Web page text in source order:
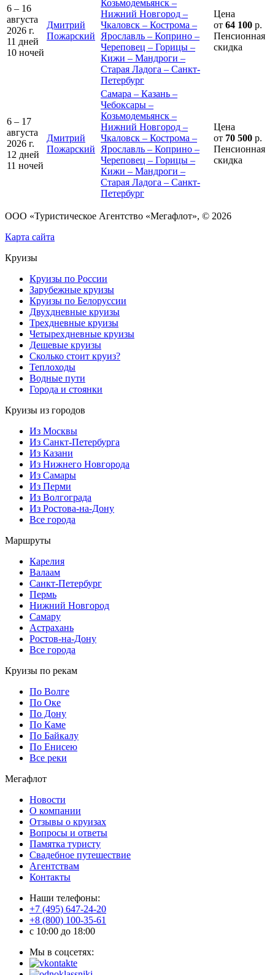
6 – 16
августа
2026 г.
11 дней
10 ночей
Дмитрий
Пожарский
Козьмодемьянск –
Нижний Новгород –
Чкаловск – Кострома –
Ярославль – Коприно –
Череповец – Горицы –
Кижи – Мандроги –
Старая Ладога – Санкт-
Петербург
Цена
от 64 100 р.
Пенсионная
скидка
6 – 17
августа
2026 г.
12 дней
11 ночей
Дмитрий
Пожарский
Самара – Казань –
Чебоксары –
Козьмодемьянск –
Нижний Новгород –
Чкаловск – Кострома –
Ярославль – Коприно –
Череповец – Горицы –
Кижи – Мандроги –
Старая Ладога – Санкт-
Петербург
Цена
от 70 500 р.
Пенсионная
скидка
ООО «Туристическое Агентство «Мегафлот», © 2026
Карта сайта
Круизы
Круизы по России
Зарубежные круизы
Круизы по Белоруссии
Двухдневные круизы
Трехдневные круизы
Четырехдневные круизы
Дешевые круизы
Сколько стоит круиз?
Теплоходы
Водные пути
Города и стоянки
Круизы из городов
Из Москвы
Из Санкт-Петербурга
Из Казани
Из Нижнего Новгорода
Из Самары
Из Перми
Из Волгограда
Из Ростова-на-Дону
Все города
Маршруты
Карелия
Валаам
Санкт-Петербург
Пермь
Нижний Новгород
Самару
Астрахань
Ростов-на-Дону
Все города
Круизы по рекам
По Волге
По Оке
По Дону
По Каме
По Байкалу
По Енисею
Все реки
Мегафлот
Новости
О компании
Отзывы о круизах
Вопросы и ответы
Памятка туристу
Свадебное путешествие
Агентствам
Контакты
Наши телефоны:
+7 (495) 647-24-20
+8 (800) 100-35-61
c 10:00 до 18:00
Мы в соцсетях: